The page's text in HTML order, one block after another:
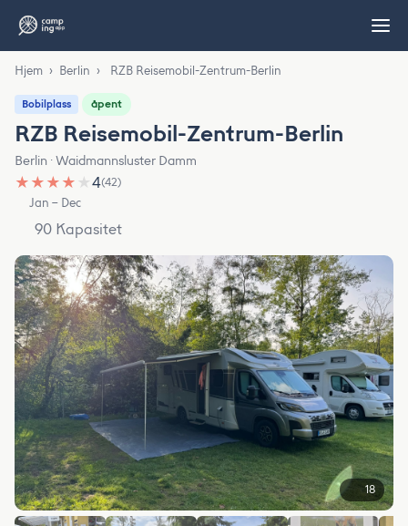
Hjem › Berlin › RZB Reisemobil-Zentrum-Berlin
Bobilplass åpent
RZB Reisemobil-Zentrum-Berlin
Berlin · Waidmannsluster Damm
★ ★ ★ ★ ★4(42)
Jan – Dec
90 Kapasitet
18